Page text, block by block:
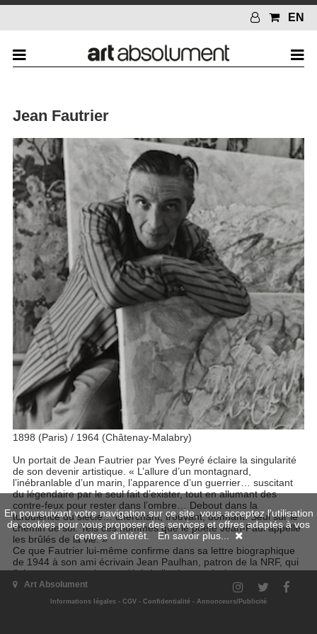
EN
Jean Fautrier
1898 (Paris) / 1964 (Châtenay-Malabry)
Un portait de Jean Fautrier par Yves Peyré éclaire la singularité
de son devenir artistique. « L’allure d’un montagnard,
l’inébranlable d’un marin, l’apparence d’un guerrier… suscitant
du légendaire par le seul fait d’exister, tout en allumant des
contre-feux pour rester dans l’ombre… Debout dans la
turbulence du siècle… cherchant, trouvant, donnant. Seul sur le
chemin de soi. Tels ces hommes que le poète Jean-Paul appelle
les brûlés de la vie. »
Ce que Fautrier lui-même confirme dans sa lettre biographique
de 1944 à son ami écrivain Jean Paulhan, patron de la NRF, qui
fit beaucoup pour la notoriété de l’artiste après la guerre,
notamment avec son essai Fautrier l’enragé (1949). Paulhan le
considérant comme « le seul peintre depuis Braque qui sache ce
qu’est la matière d’un tableau et ce qu’il faut en faire », il lui fit
Art Absolument
Informations légales - CGV - Confidentialité - Annonceurs/Publicité
En poursuivant votre navigation sur ce site, vous acceptez l'utilisation
de cookies pour vous proposer des services et offres adaptés à vos
centres d'intérêt. En savoir plus...